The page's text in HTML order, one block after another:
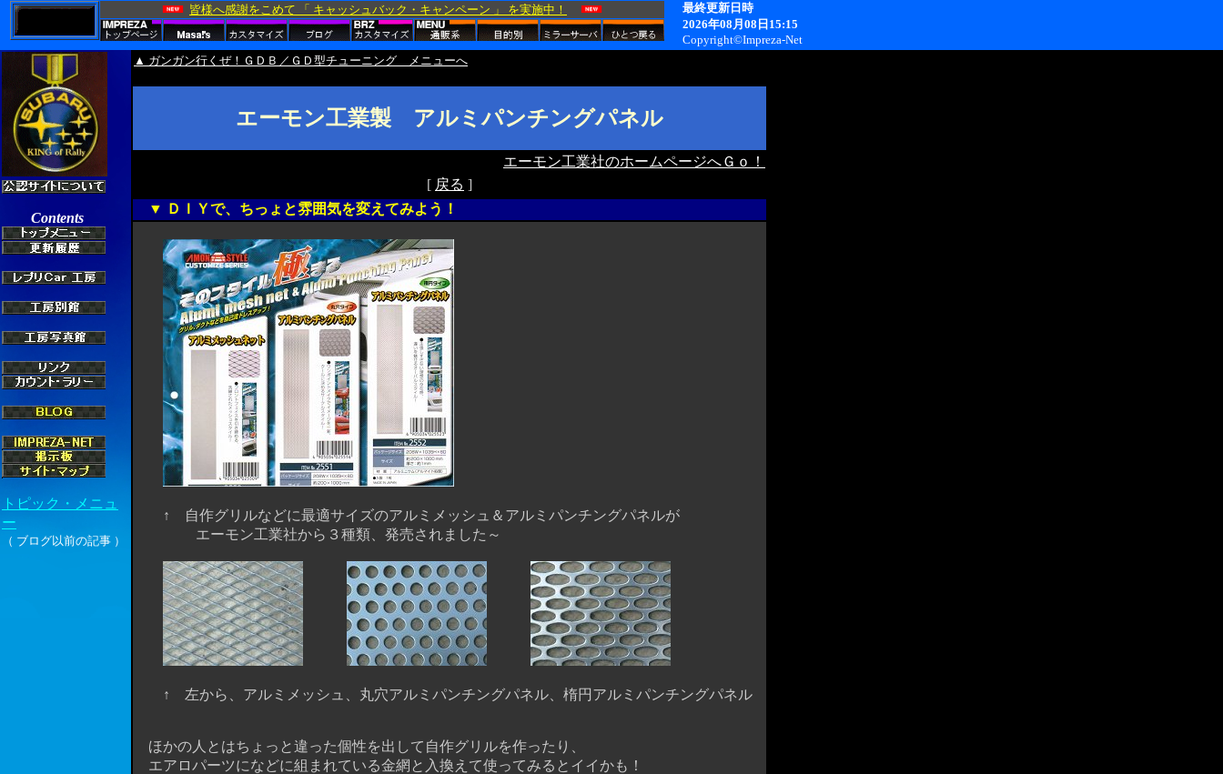
▲ ガンガン行くぜ！ＧＤＢ／ＧＤ型チューニング メニューへ
エーモン工業製 アルミパンチングパネル
エーモン工業社のホームページへＧｏ！
[ 戻る ]
▼ ＤＩＹで、ちっょと雰囲気を変えてみよう！
↑ 自作グリルなどに最適サイズのアルミメッシュ＆アルミパンチングパネルが
エーモン工業社から３種類、発売されました～
↑ 左から、アルミメッシュ、丸穴アルミパンチングパネル、楕円アルミパンチングパネル
ほかの人とはちょっと違った個性を出して自作グリルを作ったり、
エアロパーツになどに組まれている金網と入換えて使ってみるとイイかも！